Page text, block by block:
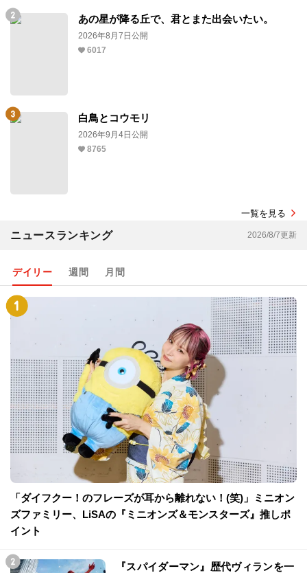
あの星が降る丘で、君とまた出会いたい。
2026年8月7日公開
6017
白鳥とコウモリ
2026年9月4日公開
8765
一覧を見る
ニュースランキング 2026/8/7更新
デイリー 週間 月間
「ダイフクー！のフレーズが耳から離れない！(笑)」ミニオン
ズファミリー、LiSAの『ミニオンズ＆モンスターズ』推しポ
イント
『スパイダーマン』歴代ヴィランを一